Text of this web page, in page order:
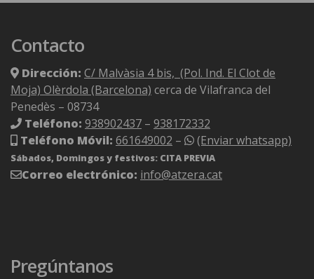
Contacto
Dirección: C/ Malvàsia 4 bis, (Pol. Ind. El Clot de
Moja) Olèrdola (Barcelona) cerca de Vilafranca del
Penedès – 08734
Teléfono: 938902437 – 938172332
Teléfono Móvil: 661649002 – (Enviar whatsapp)
Sábados, Domingos y festivos: CITA PREVIA
Correo electrónico: info@atzera.cat
Pregúntanos